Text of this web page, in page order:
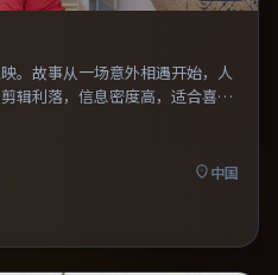
。故事从一场意外相遇开始，人
辑利落，信息密度高，适合喜欢
感，也保留作者表达，口碑潜力
中国